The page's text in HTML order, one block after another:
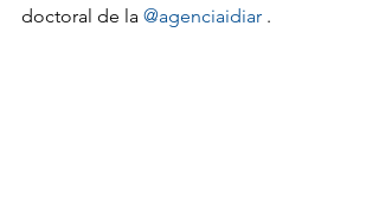
doctoral de la @agenciaidiar .